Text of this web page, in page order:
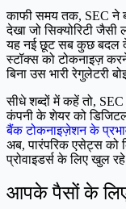
काफी समय तक, SEC ने
देखा जो सिक्योरिटी
यह नई छूट सब कुछ बदल
स्टॉक्स को टोकनाइज़
बिना उस भारी रेगुलेटरी
सीधे शब्दों में कहें तो,
कंपनी के शेयर को
बैंक टोकनाइज़ेशन के
अब, पारंपरिक एसेट्स को
प्रोवाइडर्स के लिए खुल
आपके पैसों के लिए